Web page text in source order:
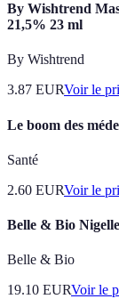
By Wishtrend
21,5% 23 ml
By Wishtrend
3.87 EURVoir le
Le boom des
Santé
2.60 EURVoir le
Belle & Bio
Belle & Bio
19.10 EURVoir le